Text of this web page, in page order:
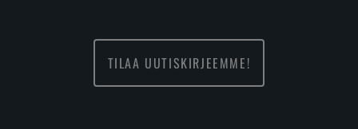
TILAA UUTISKIRJEEMME!